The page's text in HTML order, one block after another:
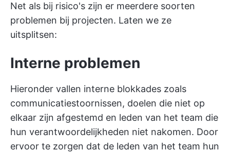
Net als bij risico's zijn er meerdere soorten
problemen bij projecten. Laten we ze
uitsplitsen:
Interne problemen
Hieronder vallen interne blokkades zoals
communicatiestoornissen, doelen die niet op
elkaar zijn afgestemd en leden van het team die
hun verantwoordelijkheden niet nakomen. Door
ervoor te zorgen dat de leden van het team hun